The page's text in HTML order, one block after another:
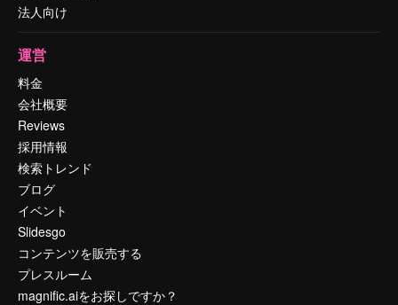
法人向け
運営
料金
会社概要
Reviews
採用情報
検索トレンド
ブログ
イベント
Slidesgo
コンテンツを販売する
プレスルーム
magnific.aiをお探しですか？